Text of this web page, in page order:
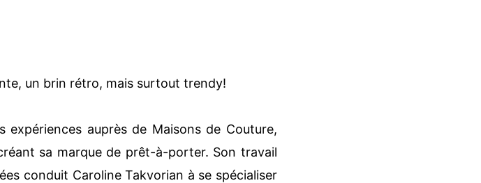
un brin rétro, mais surtout trendy!
expériences auprès de Maisons de Couture,
sa marque de prêt-à-porter. Son travail
conduit Caroline Takvorian à se spécialiser